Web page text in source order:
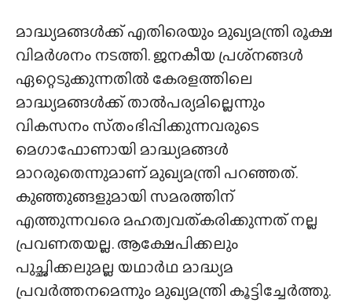
മാദ്ധ്യമങ്ങൾക്ക് എതിരെയും മുഖ്യമന്ത്രി രൂക്ഷ
വിമർശനം നടത്തി. ജനകീയ പ്രശ്‌നങ്ങൾ
ഏറ്റെടുക്കുന്നതിൽ കേരളത്തിലെ
മാദ്ധ്യമങ്ങൾക്ക് താൽപര്യമില്ലെന്നും
വികസനം സ്‌തംഭിപ്പിക്കുന്നവരുടെ
മെഗാഫോണായി​ മാദ്ധ്യമങ്ങൾ
മാറരുതെന്നുമാണ് മുഖ്യമന്ത്രി പറഞ്ഞത്.
കുഞ്ഞുങ്ങളുമായി സമരത്തിന്
എത്തുന്നവരെ മഹത്വവത്കരിക്കുന്നത് നല്ല
പ്രവണതയല്ല. ആക്ഷേപിക്കലും
പുച്ഛിക്കലുമല്ല യഥാർഥ മാദ്ധ്യമ
പ്രവർത്തനമെന്നും മുഖ്യമന്ത്രി കൂട്ടിച്ചേർത്തു.